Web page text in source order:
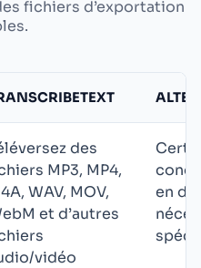
fichiers d’exportation
des
MP3, MP4,
WAV, MOV,
et d’autres
vidéo
en